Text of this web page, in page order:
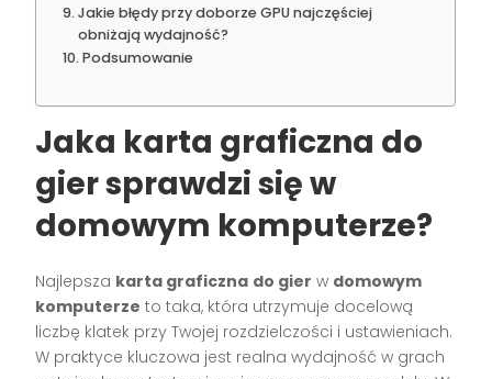
Jakie błędy przy doborze GPU najczęściej
obniżają wydajność?
Podsumowanie
Jaka karta graficzna do
gier sprawdzi się w
domowym komputerze?
Najlepsza karta graficzna do gier w domowym
komputerze to taka, która utrzymuje docelową
liczbę klatek przy Twojej rozdzielczości i ustawieniach.
W praktyce kluczowa jest realna wydajność w grach